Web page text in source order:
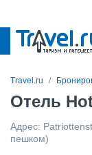
Travel.ru
Отель
Адрес:
пешком)